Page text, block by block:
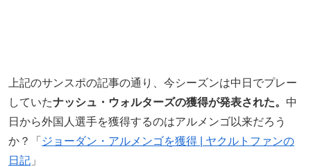
上記のサンスポの記事の通り、今シーズンは中日でプレー
していたナッシュ・ウォルターズの獲得が発表された。 中
日から外国人選手を獲得するのはアルメンゴ以来だろう
か？「 ジョーダン・アルメンゴを獲得 | ヤクルトファンの
日記 」